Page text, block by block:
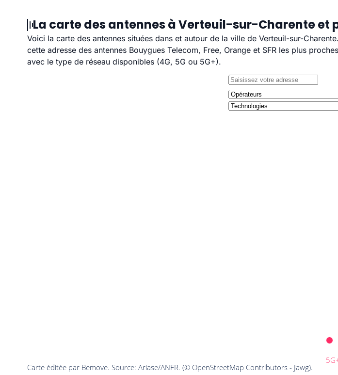
La carte des antennes à Verteuil-sur-Charente et
Voici la carte des antennes situées dans et autour de la ville de Verteuil-sur-
cette adresse des antennes Bouygues Telecom, Free, Orange et SFR les plus
avec le type de réseau disponibles (4G, 5G ou 5G+).